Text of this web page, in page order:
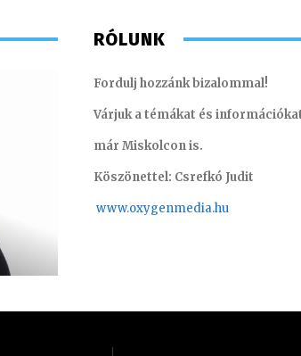
RÓLUNK
Fordulj hozzánk bizalommal!
Várjuk a témákat és
már Miskolcon is.
Köszönettel: Csrefkó Judit
www.oxygenmedia.hu